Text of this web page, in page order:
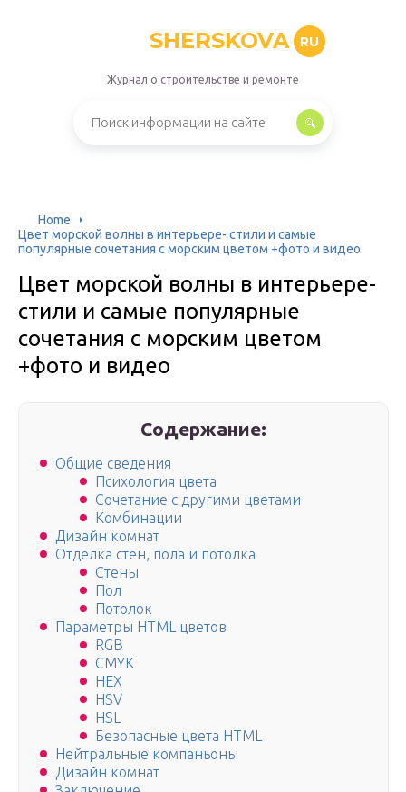
SHERSKOVA RU
Журнал о строительстве и ремонте
Home
Цвет морской волны в интерьере- стили и самые
популярные сочетания с морским цветом +фото и видео
Цвет морской волны в интерьере-
стили и самые популярные
сочетания с морским цветом
+фото и видео
Содержание:
Общие сведения
Психология цвета
Сочетание с другими цветами
Комбинации
Дизайн комнат
Отделка стен, пола и потолка
Стены
Пол
Потолок
Параметры HTML цветов
RGB
CMYK
HEX
HSV
HSL
Безопасные цвета HTML
Нейтральные компаньоны
Дизайн комнат